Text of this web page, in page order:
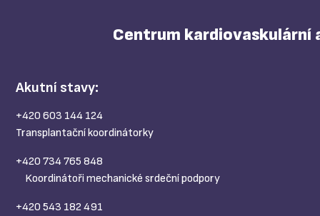
Centrum kardiovaskulární
Akutní stavy:
+420 603 144 124
Transplantační koordinátorky
+420 734 765 848
Koordinátoři mechanické srdeční podpory
+420 543 182 491